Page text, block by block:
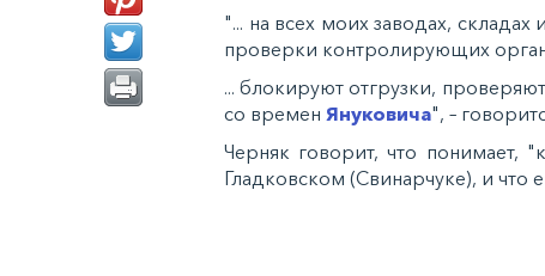
"... на всех моих заводах,
проверки контролирующих
... блокируют отгрузки,
со времен Януковича", –
Черняк говорит, что понимает,
Гладковском (Свинарчуке), и